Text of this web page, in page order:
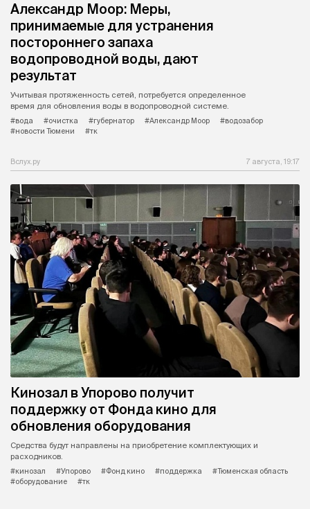
Александр Моор: Меры,
принимаемые для устранения
постороннего запаха
водопроводной воды, дают
результат
Учитывая протяженность сетей, потребуется определенное
время для обновления воды в водопроводной системе.
#вода
#очистка #губернатор #Александр Моор
#водозабор
#новости Тюмени
#тк
Вслух.ру 7 августа, 19:17
Кинозал в Упорово получит
поддержку от Фонда кино для
обновления оборудования
Средства будут направлены на приобретение комплектующих и
расходников.
#кинозал
#Упорово #Фонд кино #поддержка
#Тюменская область
#оборудование
#тк